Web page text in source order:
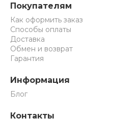
Покупателям
Как оформить заказ
Способы оплаты
Доставка
Обмен и возврат
Гарантия
Информация
Блог
Контакты